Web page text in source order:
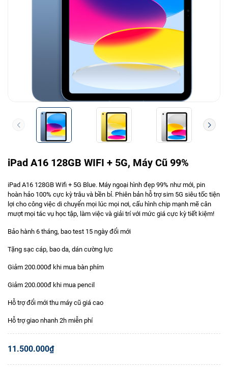
iPad A16 128GB WIFI + 5G, Máy Cũ 99%
iPad A16 128GB Wifi + 5G Blue. Máy ngoại hình đẹp 99% như mới, pin
hoàn hảo 100% cực kỳ trâu và bền bỉ. Phiên bản hỗ trợ sim 5G siêu tốc tiện
lợi cho công việc di chuyển mọi lúc mọi nơi, cấu hình chip mạnh mẽ cân
mượt mọi tác vụ học tập, làm việc và giải trí với mức giá cực kỳ tiết kiệm!
Bảo hành 6 tháng, bao test 15 ngày đổi mới
Tặng sạc cáp, bao da, dán cường lực
Giảm 200.000đ khi mua bàn phím
Giảm 200.000đ khi mua pencil
Hỗ trợ đổi mới thu máy cũ giá cao
Hỗ trợ giao nhanh 2h miễn phí
11.500.000₫